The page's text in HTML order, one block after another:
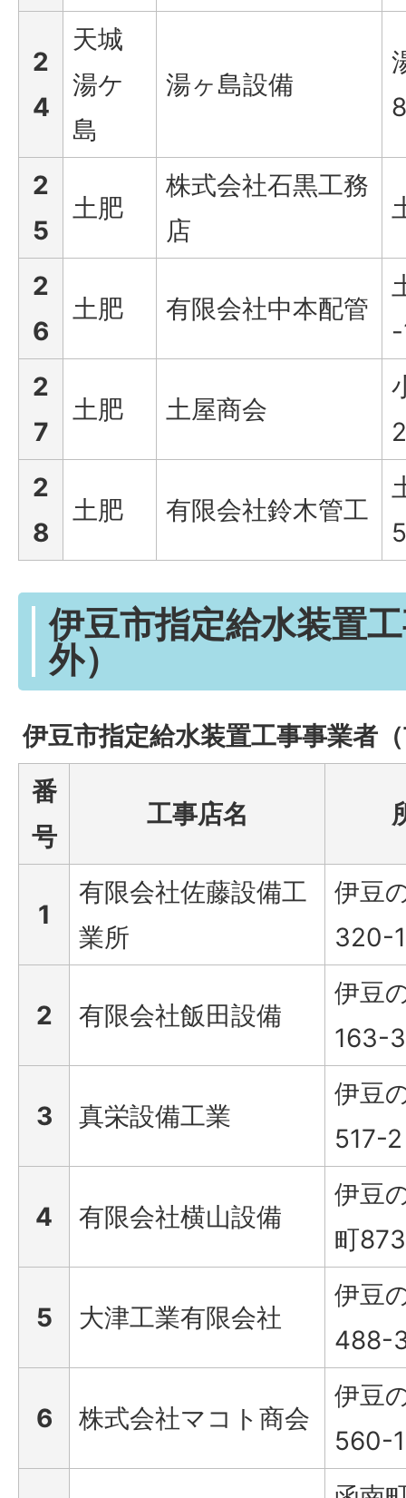
2
4
天城
湯ケ
島
湯ヶ島設備
2
5
土肥
株式会社石黒工務
店
2
6
土肥 有限会社中本配管
2
7
土肥 土屋商会
2
8
土肥 有限会社鈴木管工
伊豆市指定給水装置
外）
伊豆市指定給水装置工事事業者
番
号
工事店名
1
有限会社佐藤設備工
業所
伊豆
320-1
2 有限会社飯田設備
伊豆
163-3
3 真栄設備工業
伊豆
517-2
4 有限会社横山設備
伊豆
町
5 大津工業有限会社
伊豆
488-
6 株式会社マコト商会
伊豆
560-1